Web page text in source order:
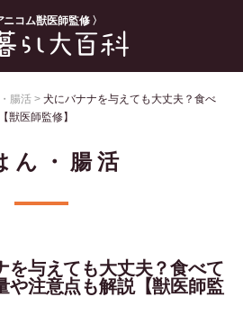
ニコム獣医師監修 〉
腸活 > 犬にバナナを与えても大丈夫？食べ
獣医師監修】
ん・腸活
を与えても大丈夫？食べて
や注意点も解説【獣医師監